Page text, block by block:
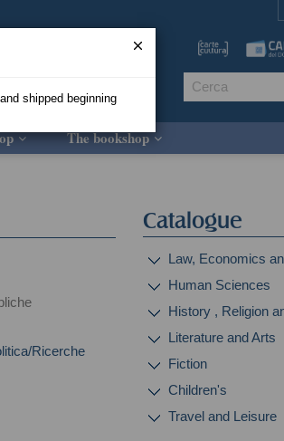
The bookshop
Ricerche
Catalogue
Law, Economics
Human Sciences
History , Religion
Literature and Arts
Fiction
Children's
Travel and Leisure
shipped beginning